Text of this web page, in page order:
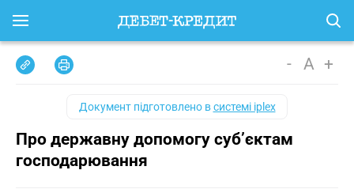
- A +
Документ підготовлено всистемі iplex
Про державну допомогу суб’єктам
господарювання